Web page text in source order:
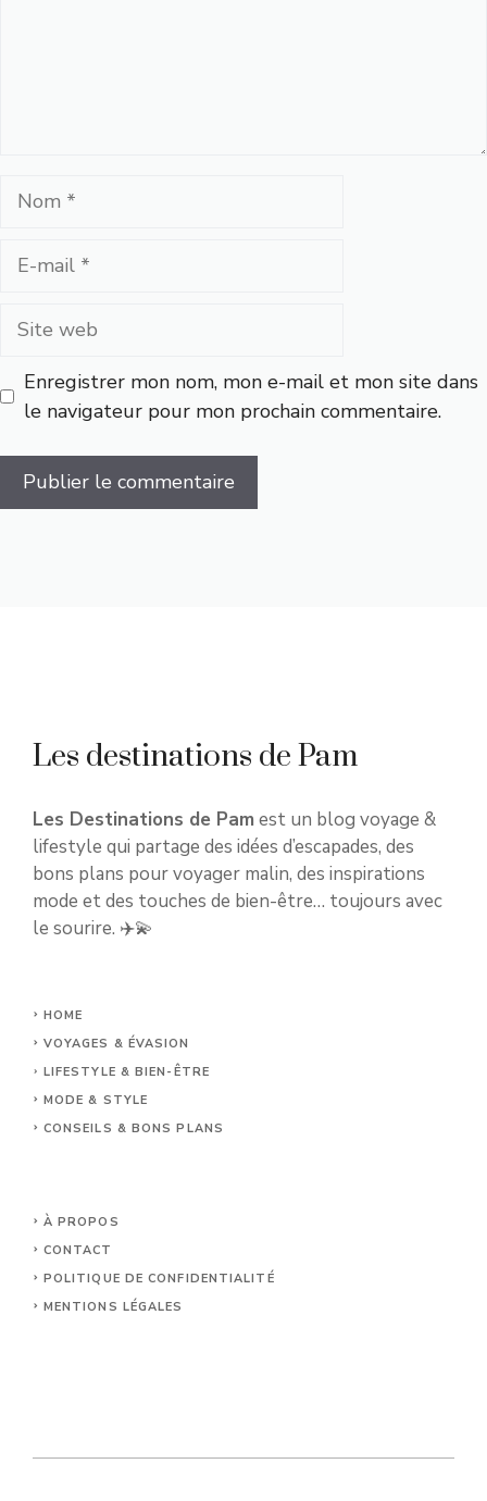
Nom
Site
Enregistrer mon nom, mon e-mail et mon site dans
le navigateur pour mon prochain commentaire.
Les destinations de Pam
Les Destinations de Pam est un blog voyage &
lifestyle qui partage des idées d’escapades, des
bons plans pour voyager malin, des inspirations
mode et des touches de bien-être… toujours avec
le sourire. ✈️💫
HOME
VOYAGES & ÉVASION
LIFESTYLE & BIEN-ÊTRE
MODE & STYLE
CONSEILS & BONS PLANS
À PROPOS
CONTACT
POLITIQUE DE CONFIDENTIALITÉ
MENTIONS LÉGALES